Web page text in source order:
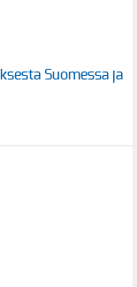
Suomessa ja